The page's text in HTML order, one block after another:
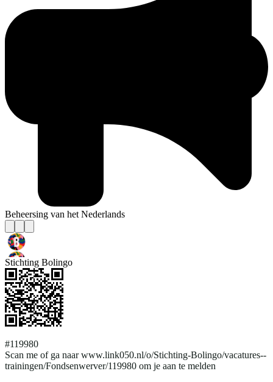
Beheersing van het Nederlands
Stichting Bolingo
#119980
Scan me of ga naar www.link050.nl/o/Stichting-Bolingo/vacatures--
trainingen/Fondsenwerver/119980 om je aan te melden